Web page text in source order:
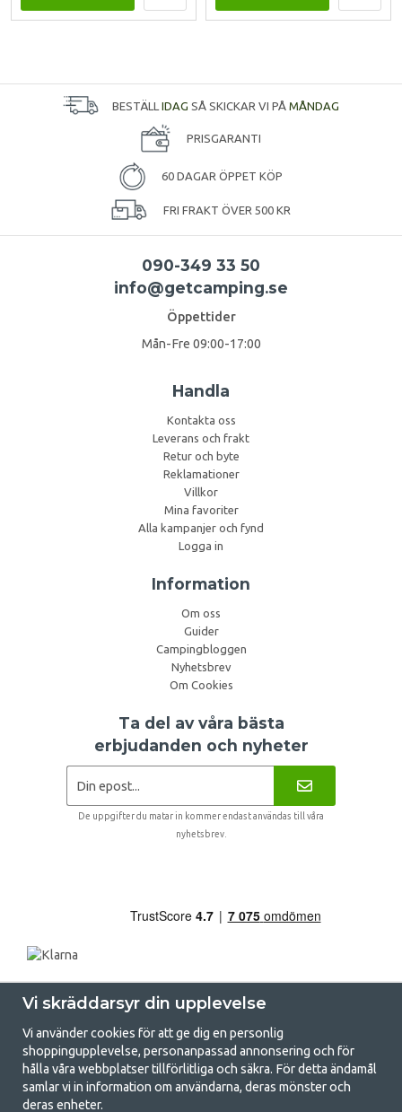
BESTÄLL IDAG SÅ SKICKAR VI PÅ MÅNDAG
PRISGARANTI
60 DAGAR ÖPPET KÖP
FRI FRAKT ÖVER 500 KR
090-349 33 50
info@getcamping.se
Öppettider
Mån-Fre 09:00-17:00
Handla
Kontakta oss
Leverans och frakt
Retur och byte
Reklamationer
Villkor
Mina favoriter
Alla kampanjer och fynd
Logga in
Information
Om oss
Guider
Campingbloggen
Nyhetsbrev
Om Cookies
Ta del av våra bästa
erbjudanden och nyheter
De uppgifter du matar in kommer endast användas till våra
nyhetsbrev.
GetCamping.se - Din butik för camping
Vi skräddarsyr din upplevelse
Vi använder cookies för att ge dig en personlig
shoppingupplevelse, personanpassad annonsering och för
hålla våra webbplatser tillförlitliga och säkra. För detta ändamål
samlar vi in information om användarna, deras mönster och
deras enheter.